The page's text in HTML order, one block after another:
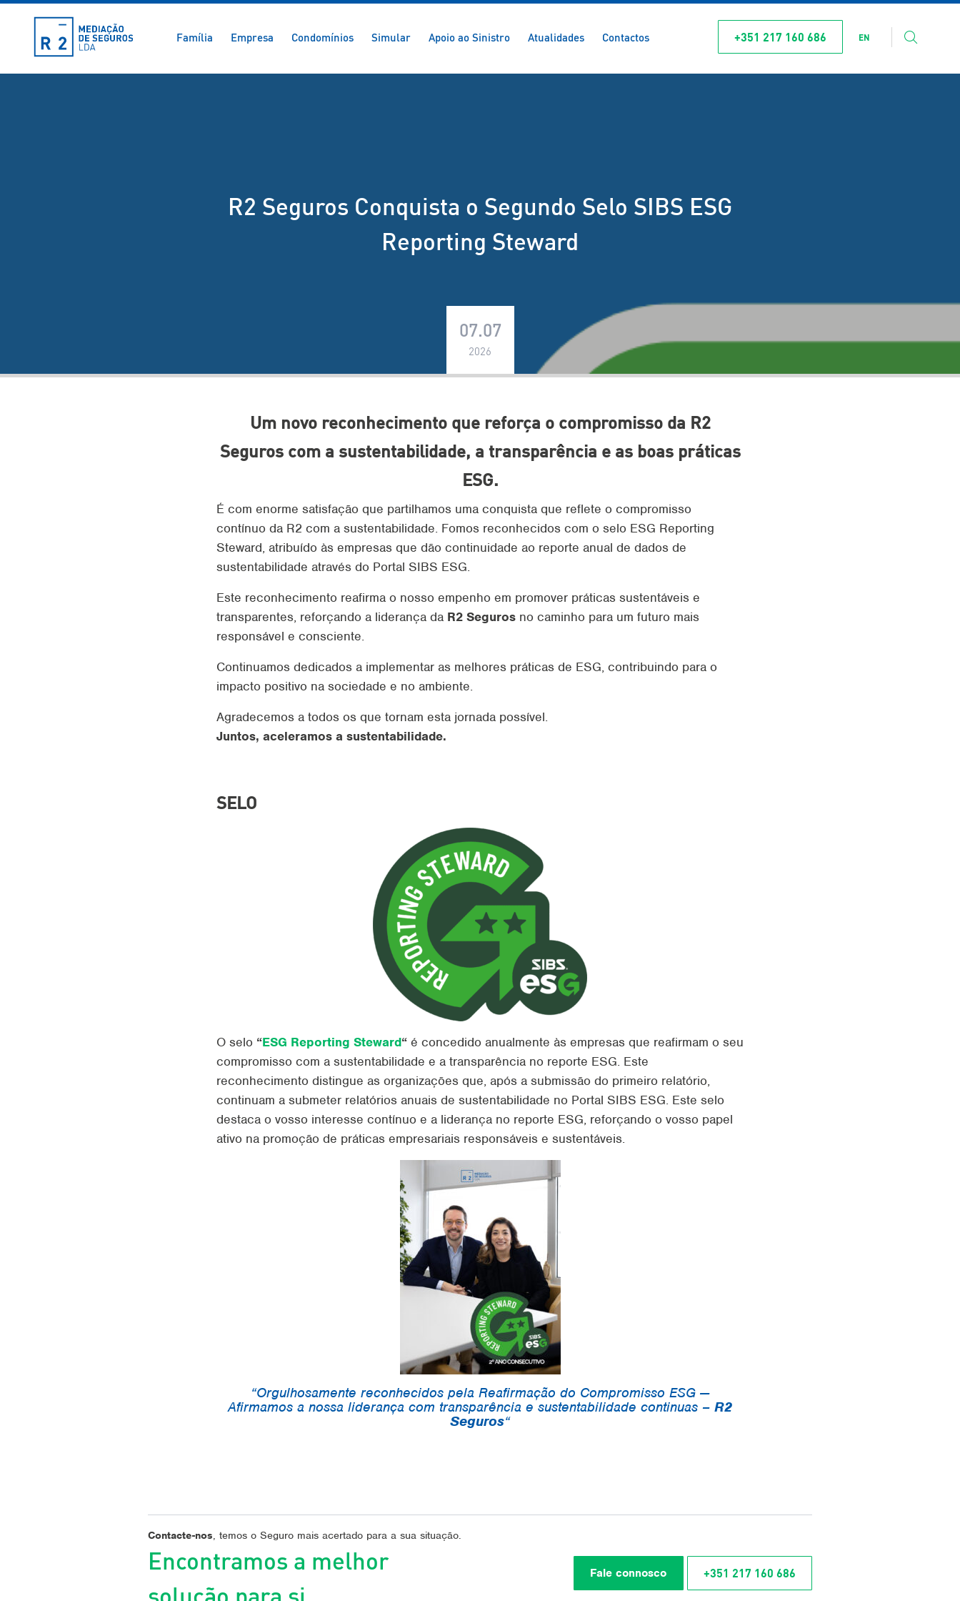
Família Empresa Condomínios Simular Apoio ao Sinistro Atualidades Contactos +351 217 160 686 EN
R2 Seguros Conquista o Segundo Selo SIBS ESG
Reporting Steward
07.07
2026
Um novo reconhecimento que reforça o compromisso da R2
Seguros com a sustentabilidade, a transparência e as boas práticas
ESG.
É com enorme satisfação que partilhamos uma conquista que reflete o compromisso
contínuo da R2 com a sustentabilidade. Fomos reconhecidos com o selo ESG Reporting
Steward, atribuído às empresas que dão continuidade ao reporte anual de dados de
sustentabilidade através do Portal SIBS ESG.
Este reconhecimento reafirma o nosso empenho em promover práticas sustentáveis e
transparentes, reforçando a liderança da R2 Seguros no caminho para um futuro mais
responsável e consciente.
Continuamos dedicados a implementar as melhores práticas de ESG, contribuindo para o
impacto positivo na sociedade e no ambiente.
Agradecemos a todos os que tornam esta jornada possível.
Juntos, aceleramos a sustentabilidade.
SELO
O selo “ESG Reporting Steward“ é concedido anualmente às empresas que reafirmam o seu
compromisso com a sustentabilidade e a transparência no reporte ESG. Este
reconhecimento distingue as organizações que, após a submissão do primeiro relatório,
continuam a submeter relatórios anuais de sustentabilidade no Portal SIBS ESG. Este selo
destaca o vosso interesse contínuo e a liderança no reporte ESG, reforçando o vosso papel
ativo na promoção de práticas empresariais responsáveis e sustentáveis.
Orgulhosamente reconhecidos pela Reafirmação do Compromisso ESG —
Afirmamos a nossa liderança com transparência e sustentabilidade continuas – R2
Seguros
Contacte-nos, temos o Seguro mais acertado para a sua situação.
Encontramos a melhor
Fale connosco +351 217 160 686